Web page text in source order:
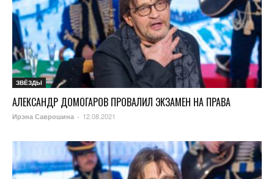
ЗВЁЗДЫ
АЛЕКСАНДР ДОМОГАРОВ ПРОВАЛИЛ ЭКЗАМЕН НА ПРАВА
Ирэна Саврошина - 12.08.2021